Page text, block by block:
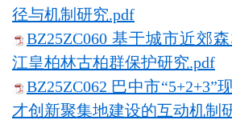
径与机制研究.pdf
BZ25ZC060 基于城市近郊
江皇柏林古柏群保护研究.pdf
BZ25ZC062 巴中市“5+2+3”
才创新聚集地建设的互动机制